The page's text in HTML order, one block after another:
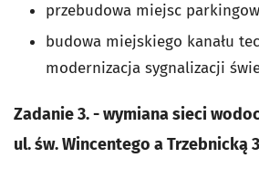
przebudowa miejsc
budowa miejskiego kanału
modernizacja sygnalizacji
Zadanie 3. - wymiana sieci
ul. św. Wincentego a Trzebnicką